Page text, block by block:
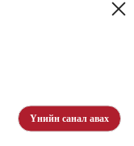
Үнийн санал авах
“HR mentor group”
ажиллагаа